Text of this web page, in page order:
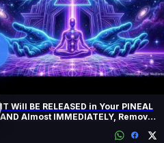
Will BE RELEASED in Your PINEAL
Almost IMMEDIATELY, Remove